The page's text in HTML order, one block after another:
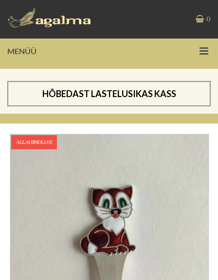
0
MENÜÜ
HÕBEDAST LASTELUSIKAS KASS
ALLAHINDLUS!